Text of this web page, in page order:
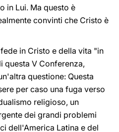
in Lui. Ma questo è
convinti che Cristo è
in Cristo e della vita "in
questa V Conferenza,
questione: Questa
per caso una fuga verso
religioso, un
dei grandi problemi
dell'America Latina e del